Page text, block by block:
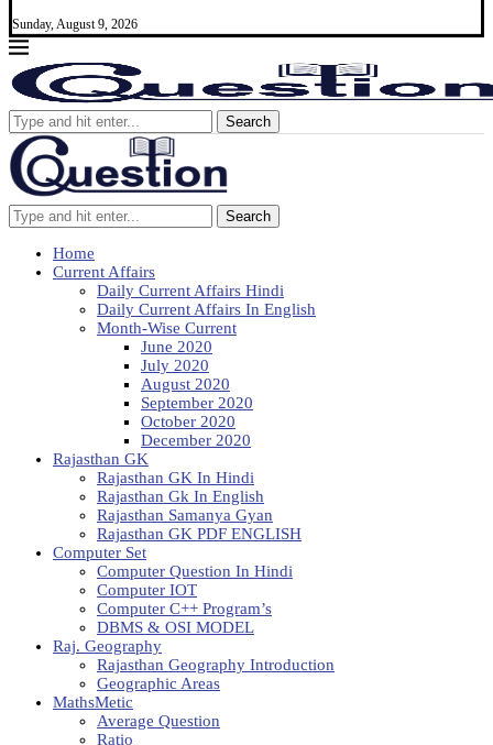
Sunday, August 9, 2026
Search
Search
Home
Current Affairs
Daily Current Affairs Hindi
Daily Current Affairs In English
Month-Wise Current
June 2020
July 2020
August 2020
September 2020
October 2020
December 2020
Rajasthan GK
Rajasthan GK In Hindi
Rajasthan Gk In English
Rajasthan Samanya Gyan
Rajasthan GK PDF ENGLISH
Computer Set
Computer Question In Hindi
Computer IOT
Computer C++ Program’s
DBMS & OSI MODEL
Raj. Geography
Rajasthan Geography Introduction
Geographic Areas
MathsMetic
Average Question
Ratio